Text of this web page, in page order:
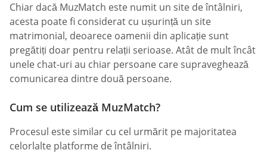
Chiar dacă MuzMatch este numit un site de întâlniri,
acesta poate fi considerat cu ușurință un site
matrimonial, deoarece oamenii din aplicație sunt
pregătiți doar pentru relații serioase. Atât de mult încât
unele chat-uri au chiar persoane care supraveghează
comunicarea dintre două persoane.
Cum se utilizează MuzMatch?
Procesul este similar cu cel urmărit pe majoritatea
celorlalte platforme de întâlniri.